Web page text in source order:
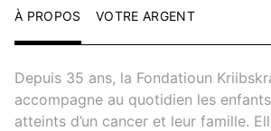
À PROPOS VOTRE ARGENT
Depuis 35 ans, la Fondatioun
accompagne au quotidien les
atteints d’un cancer et leur famille.